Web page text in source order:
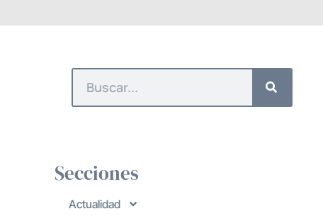
Secciones
Actualidad